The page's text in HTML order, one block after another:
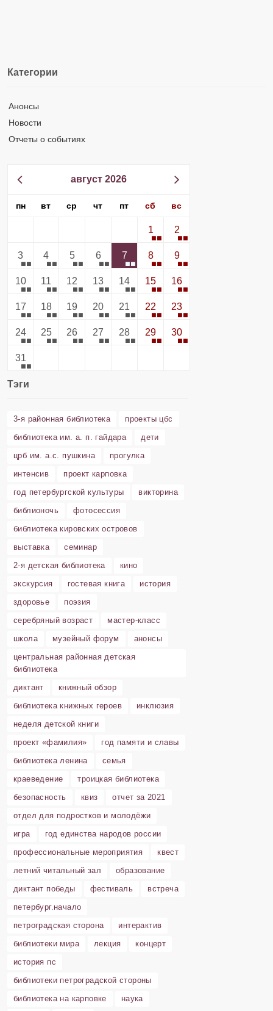
Категории
Анонсы
Новости
Отчеты о событиях
август 2026
пн вт ср чт пт сб вс
1 2
3 4 5 6 7 8 9
10 11 12 13 14 15 16
17 18 19 20 21 22 23
24 25 26 27 28 29 30
31
Тэги
3-я районная библиотека
проекты цбс
библиотека им. а. п. гайдара
дети
црб им. а.с. пушкина
прогулка
интенсив
проект карповка
год петербургской культуры
викторина
библионочь
фотосессия
библиотека кировских островов
выставка
семинар
2-я детская библиотека
кино
экскурсия
гостевая книга
история
здоровье
поэзия
серебряный возраст
мастер-класс
школа
музейный форум
анонсы
центральная районная детская
библиотека
диктант
книжный обзор
библиотека книжных героев
инклюзия
неделя детской книги
проект «фамилия»
год памяти и славы
библиотека ленина
семья
краеведение
троицкая библиотека
безопасность
квиз
отчет за 2021
отдел для подростков и молодёжи
игра
год единства народов россии
профессиональные мероприятия
квест
летний читальный зал
образование
диктант победы
фестиваль
встреча
петербург.начало
петроградская сторона
интерактив
библиотеки мира
лекция
концерт
история пс
библиотеки петроградской стороны
библиотека на карповке
наука